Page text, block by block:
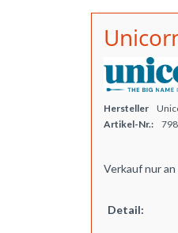
Hersteller
Artikel-Nr.:
Verkauf nur
Detail: